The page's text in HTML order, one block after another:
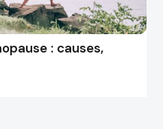
: causes,